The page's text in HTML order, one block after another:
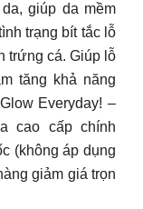
giúp da mềm
trạng bít tắc lỗ
trứng cá. Giúp lỗ
tăng khả năng
Everyday! –
cao cấp chính
(không áp dụng
giảm giá trọn